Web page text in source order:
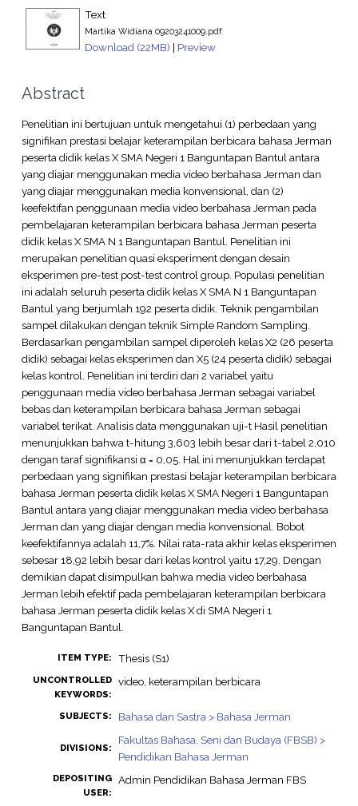
Text
Martika Widiana 09203241009.pdf
Download (22MB) | Preview
Abstract
Penelitian ini bertujuan untuk mengetahui (1) perbedaan yang
signifikan prestasi belajar keterampilan berbicara bahasa Jerman
peserta didik kelas X SMA Negeri 1 Banguntapan Bantul antara
yang diajar menggunakan media video berbahasa Jerman dan
yang diajar menggunakan media konvensional, dan (2)
keefektifan penggunaan media video berbahasa Jerman pada
pembelajaran keterampilan berbicara bahasa Jerman peserta
didik kelas X SMA N 1 Banguntapan Bantul. Penelitian ini
merupakan penelitian quasi eksperiment dengan desain
eksperimen pre-test post-test control group. Populasi penelitian
ini adalah seluruh peserta didik kelas X SMA N 1 Banguntapan
Bantul yang berjumlah 192 peserta didik. Teknik pengambilan
sampel dilakukan dengan teknik Simple Random Sampling.
Berdasarkan pengambilan sampel diperoleh kelas X2 (26 peserta
didik) sebagai kelas eksperimen dan X5 (24 peserta didik) sebagai
kelas kontrol. Penelitian ini terdiri dari 2 variabel yaitu
penggunaan media video berbahasa Jerman sebagai variabel
bebas dan keterampilan berbicara bahasa Jerman sebagai
variabel terikat. Analisis data menggunakan uji-t Hasil penelitian
menunjukkan bahwa t-hitung 3,603 lebih besar dari t-tabel 2,010
dengan taraf signifikansi α = 0,05. Hal ini menunjukkan terdapat
perbedaan yang signifikan prestasi belajar keterampilan berbicara
bahasa Jerman peserta didik kelas X SMA Negeri 1 Banguntapan
Bantul antara yang diajar menggunakan media video berbahasa
Jerman dan yang diajar dengan media konvensional. Bobot
keefektifannya adalah 11,7%. Nilai rata-rata akhir kelas eksperimen
sebesar 18,92 lebih besar dari kelas kontrol yaitu 17,29. Dengan
demikian dapat disimpulkan bahwa media video berbahasa
Jerman lebih efektif pada pembelajaran keterampilan berbicara
bahasa Jerman peserta didik kelas X di SMA Negeri 1
Banguntapan Bantul.
ITEM TYPE: Thesis (S1)
UNCONTROLLED
KEYWORDS:
video, keterampilan berbicara
SUBJECTS: Bahasa dan Sastra > Bahasa Jerman
DIVISIONS:
Fakultas Bahasa, Seni dan Budaya (FBSB) >
Pendidikan Bahasa Jerman
DEPOSITING
USER:
Admin Pendidikan Bahasa Jerman FBS